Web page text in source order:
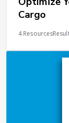
Cargo
4